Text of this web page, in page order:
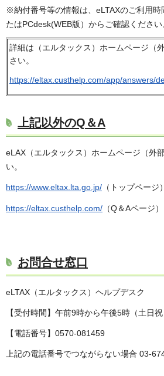
※納付番号等の情報は、eLTAXのご利用時
たはPCdesk(WEB版）からご確認ください
詳細は（エルタックス）ホームページ（
さい。
https://eltax.custhelp.com/app/answers/
上記以外のQ＆A
eLAX（エルタックス）ホームページ（外
い。
https://www.eltax.lta.go.jp/ （トップページ）
https://eltax.custhelp.com/ （Q＆Aページ）
お問合せ窓口
eLTAX（エルタックス）ヘルプデスク
【受付時間】午前9時から午後5時（土日
【電話番号】0570-081459
上記の電話番号でつながらない場合 03-